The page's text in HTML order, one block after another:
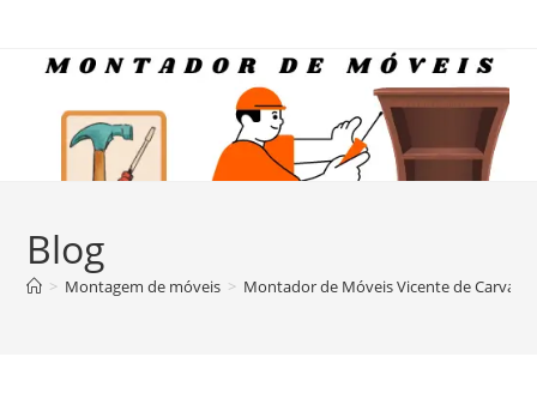
Blog
> Montagem de móveis > Montador de Móveis Vicente de